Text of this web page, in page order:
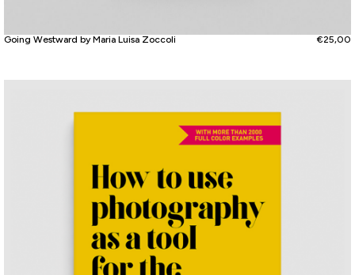
Going Westward by Maria Luisa Zoccoli €25,00